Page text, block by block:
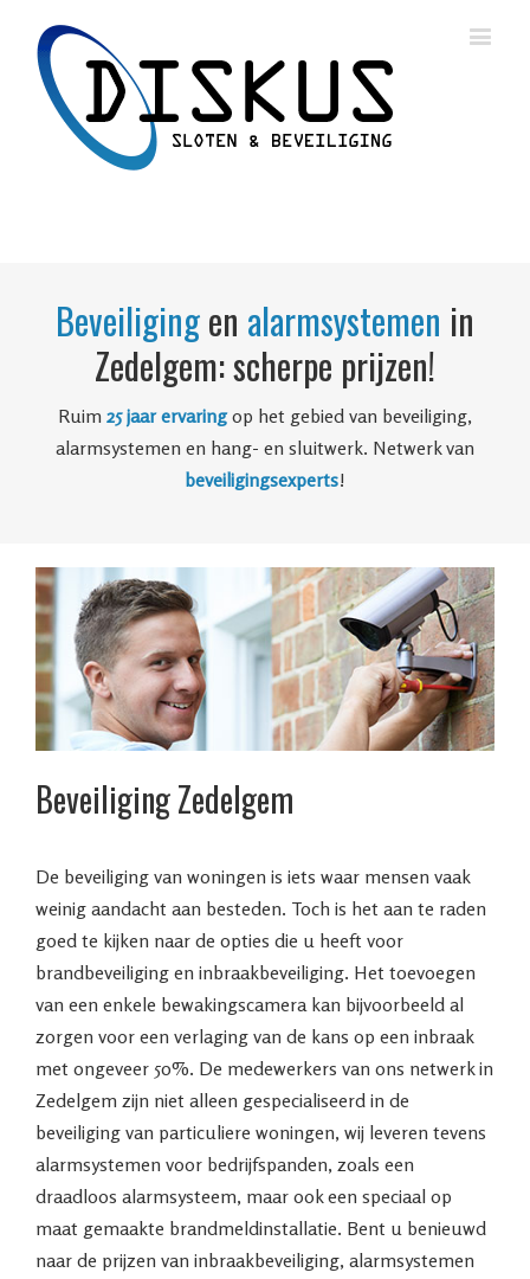
Beveiligingen alarmsystemen in
Zedelgem: scherpe prijzen!
Ruim 25 jaar ervaringop het gebied van beveiliging,
alarmsystemen en hang- en sluitwerk. Netwerk van
beveiligingsexperts!
Beveiliging Zedelgem
De beveiliging van woningen is iets waar mensen vaak
weinig aandacht aan besteden. Toch is het aan te raden
goed te kijken naar de opties die u heeft voor
brandbeveiliging en inbraakbeveiliging. Het toevoegen
van een enkele bewakingscamera kan bijvoorbeeld al
zorgen voor een verlaging van de kans op een inbraak
met ongeveer 50%. De medewerkers van ons netwerk in
Zedelgem zijn niet alleen gespecialiseerd in de
beveiliging van particuliere woningen, wij leveren tevens
alarmsystemen voor bedrijfspanden, zoals een
draadloos alarmsysteem, maar ook een speciaal op
maat gemaakte brandmeldinstallatie. Bent u benieuwd
naar de prijzen van inbraakbeveiliging, alarmsystemen